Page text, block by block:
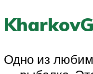
Одно из